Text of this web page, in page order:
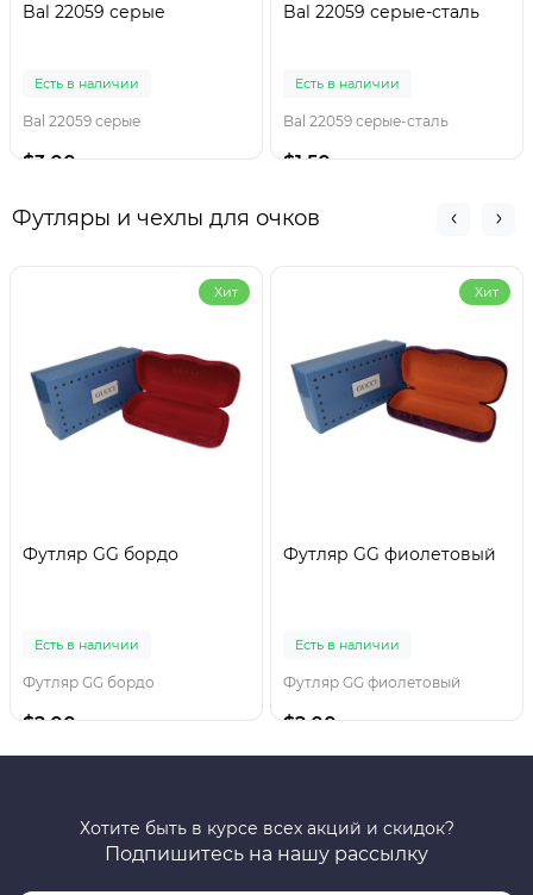
Bal 22059 серые
Есть в наличии
Bal 22059 серые
$3.00
Bal 22059 серые-сталь
Есть в наличии
Bal 22059 серые-сталь
$1.50
Футляры и чехлы для очков
Хит
Футляр GG бордо
Есть в наличии
Футляр GG бордо
$2.00
Хит
Футляр GG фиолетовый
Есть в наличии
Футляр GG фиолетовый
$2.00
Хотите быть в курсе всех акций и скидок?
Подпишитесь на нашу рассылку